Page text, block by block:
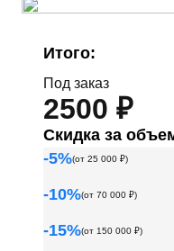
Итого:
Под заказ
2500 ₽
Скидка за
-5%(от 25 000 ₽)
-10%(от 70 000 ₽)
-15%(от 150 000 ₽)